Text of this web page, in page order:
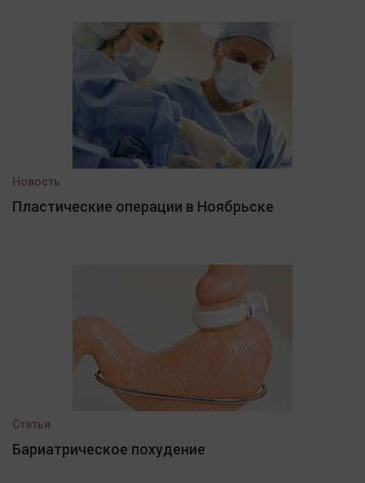
Новость
Пластические операции в Ноябрьске
Статья
Бариатрическое похудение